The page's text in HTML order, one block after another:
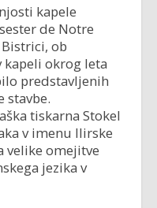
kapele
de Notre
ob
okrog leta
predstavljenih
stavbe.
tiskarna Stokel
v imenu Ilirske
velike omejitve
jezika v